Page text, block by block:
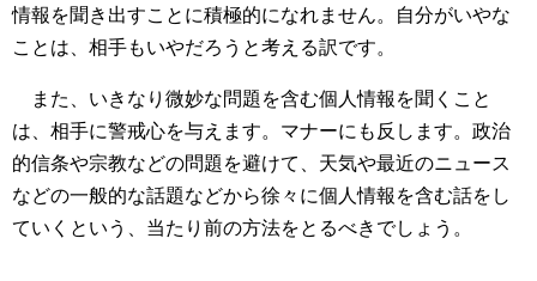
情報を聞き出すことに積極的になれません。自分がいやな
ことは、相手もいやだろうと考える訳です。
また、いきなり微妙な問題を含む個人情報を聞くこと
は、相手に警戒心を与えます。マナーにも反します。政治
的信条や宗教などの問題を避けて、天気や最近のニュース
などの一般的な話題などから徐々に個人情報を含む話をし
ていくという、当たり前の方法をとるべきでしょう。